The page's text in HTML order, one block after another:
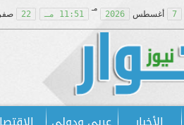
7 أغسطس 2026
مـ
11:51 مـ 22 صفر